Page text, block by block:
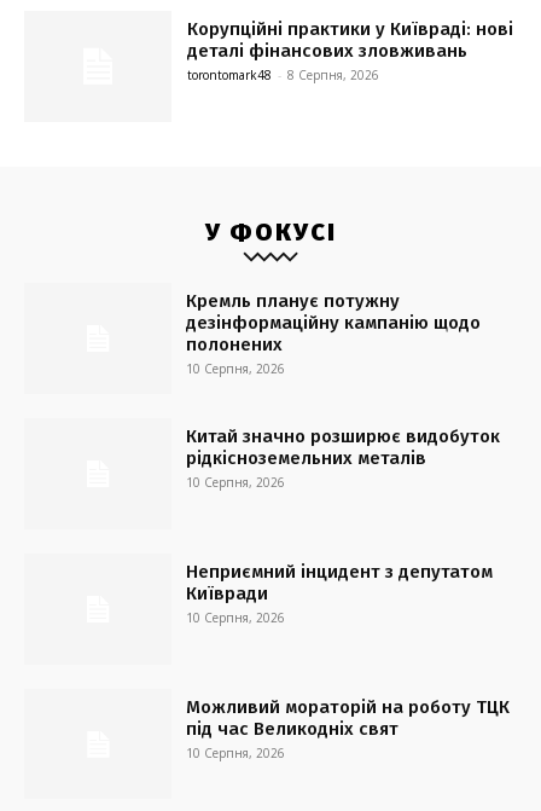
Корупційні практики у Київраді: нові
деталі фінансових зловживань
torontomark48 - 8 Серпня, 2026
У ФОКУСІ
Кремль планує потужну
дезінформаційну кампанію щодо
полонених
10 Серпня, 2026
Китай значно розширює видобуток
рідкісноземельних металів
10 Серпня, 2026
Неприємний інцидент з депутатом
Київради
10 Серпня, 2026
Можливий мораторій на роботу ТЦК
під час Великодніх свят
10 Серпня, 2026